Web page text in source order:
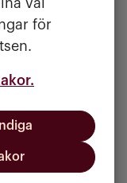
val
för
Krabban,
med
och
en bod